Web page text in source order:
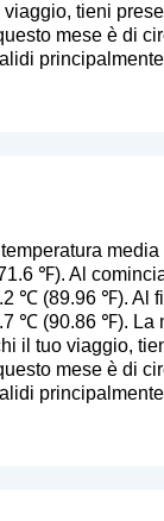
tieni
mese è di
temperatura
℉). Al
℃ (89.96 ℉). Al
℃ (90.86 ℉). La
il tuo viaggio,
mese è di